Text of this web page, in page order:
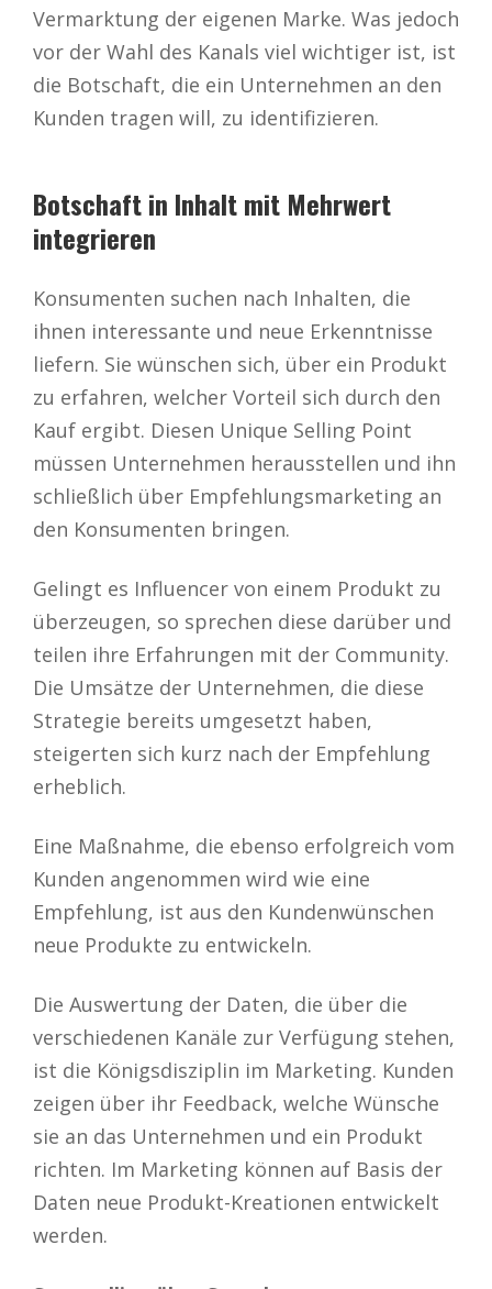
Vermarktung der eigenen Marke. Was jedoch
vor der Wahl des Kanals viel wichtiger ist, ist
die Botschaft, die ein Unternehmen an den
Kunden tragen will, zu identifizieren.
Botschaft in Inhalt mit Mehrwert
integrieren
Konsumenten suchen nach Inhalten, die
ihnen interessante und neue Erkenntnisse
liefern. Sie wünschen sich, über ein Produkt
zu erfahren, welcher Vorteil sich durch den
Kauf ergibt. Diesen Unique Selling Point
müssen Unternehmen herausstellen und ihn
schließlich über Empfehlungsmarketing an
den Konsumenten bringen.
Gelingt es Influencer von einem Produkt zu
überzeugen, so sprechen diese darüber und
teilen ihre Erfahrungen mit der Community.
Die Umsätze der Unternehmen, die diese
Strategie bereits umgesetzt haben,
steigerten sich kurz nach der Empfehlung
erheblich.
Eine Maßnahme, die ebenso erfolgreich vom
Kunden angenommen wird wie eine
Empfehlung, ist aus den Kundenwünschen
neue Produkte zu entwickeln.
Die Auswertung der Daten, die über die
verschiedenen Kanäle zur Verfügung stehen,
ist die Königsdisziplin im Marketing. Kunden
zeigen über ihr Feedback, welche Wünsche
sie an das Unternehmen und ein Produkt
richten. Im Marketing können auf Basis der
Daten neue Produkt-Kreationen entwickelt
werden.